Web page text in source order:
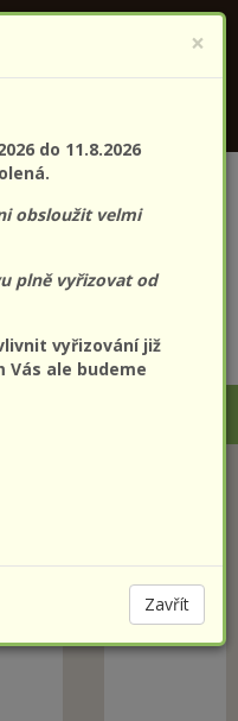
Přihlášení Registrace
×
do 11.8.2026
obsloužit velmi
plně vyřizovat od
vyřizování již
Vás ale budeme
Zavřít